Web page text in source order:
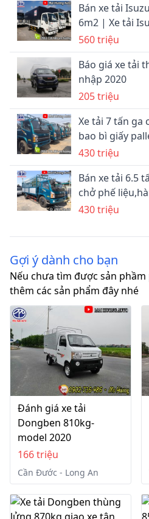
Bán xe tải
6m2 | Xe tải
560 triệu
Báo giá xe tải
nhập 2020
205 triệu
Xe tải 7 tấn ga
bao bì giấy
430 triệu
Bán xe tải 6.5
chở phế
430 triệu
Gợi ý dành cho bạn
Nếu chưa tìm được sản
thêm các sản phẩm đây nhé
Đánh giá xe tải
Dongben 810kg-
model 2020
166 triệu
Cần Đước - Long An